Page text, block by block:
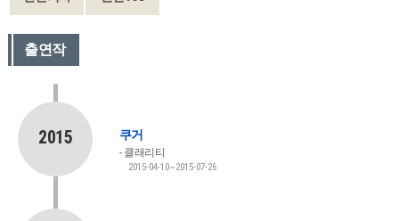
출연작
2015 쿠거
클래리티
2015-04-10~2015-07-26